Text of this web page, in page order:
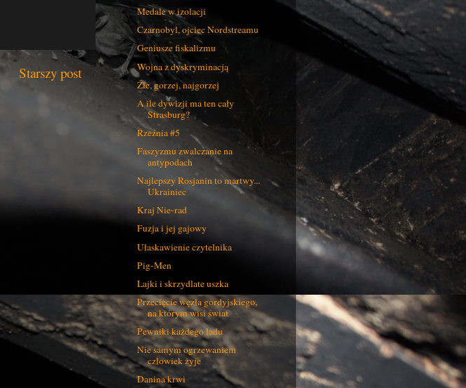
Starszy post
Medale w izolacji
Czarnobyl, ojciec Nordstreamu
Geniusze fiskalizmu
Wojna z dyskryminacją
Źle, gorzej, najgorzej
A ile dywizji ma ten cały
Strasburg?
Rzeźnia #5
Faszyzmu zwalczanie na
antypodach
Najlepszy Rosjanin to martwy...
Ukrainiec
Kraj Nie-rad
Fuzja i jej gajowy
Ułaskawienie czytelnika
Pig-Men
Lajki i skrzydlate uszka
Przecięcie węzła gordyjskiego,
na którym wisi świat
Pewniki każdego ładu
Nie samym ogrzewaniem
człowiek żyje
Danina krwi